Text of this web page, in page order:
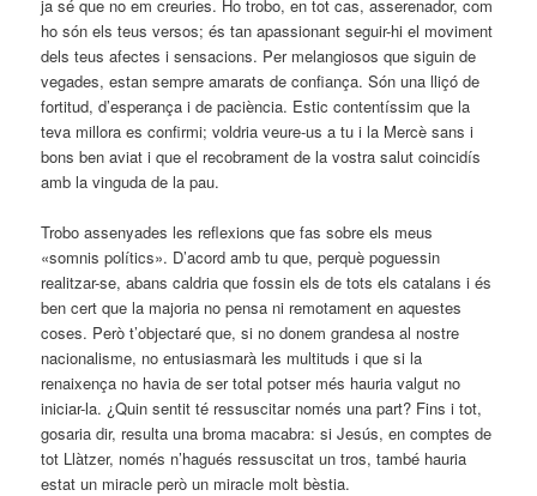
ja sé que no em creuries. Ho trobo, en tot cas, asserenador, com
ho són els teus versos; és tan apassionant seguir-hi el moviment
dels teus afectes i sensacions. Per melangiosos que siguin de
vegades, estan sempre amarats de confiança. Són una lliçó de
fortitud, d’esperança i de paciència. Estic contentíssim que la
teva millora es confirmi; voldria veure-us a tu i la Mercè sans i
bons ben aviat i que el recobrament de la vostra salut coincidís
amb la vinguda de la pau.
Trobo assenyades les reflexions que fas sobre els meus
«somnis polítics». D’acord amb tu que, perquè poguessin
realitzar-se, abans caldria que fossin els de tots els catalans i és
ben cert que la majoria no pensa ni remotament en aquestes
coses. Però t’objectaré que, si no donem grandesa al nostre
nacionalisme, no entusiasmarà les multituds i que si la
renaixença no havia de ser total potser més hauria valgut no
iniciar-la. ¿Quin sentit té ressuscitar només una part? Fins i tot,
gosaria dir, resulta una broma macabra: si Jesús, en comptes de
tot Llàtzer, només n’hagués ressuscitat un tros, també hauria
estat un miracle però un miracle molt bèstia.